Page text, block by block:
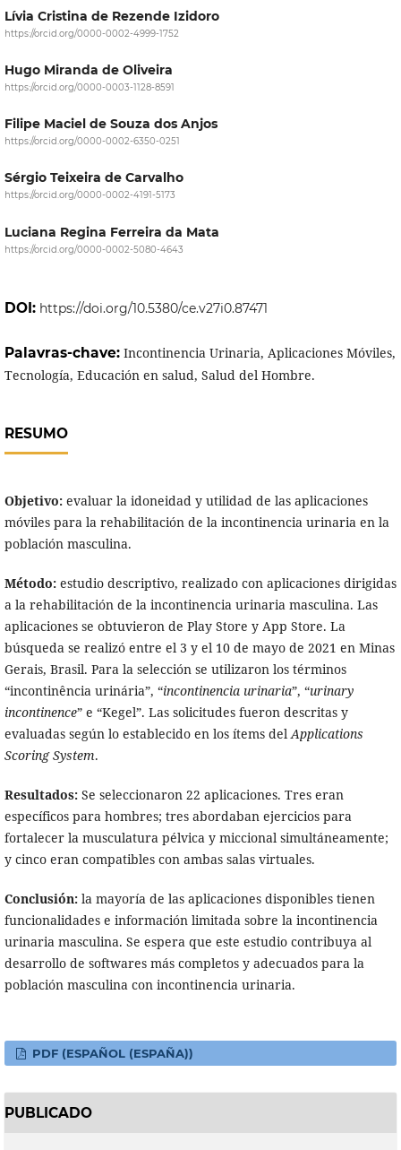
Lívia Cristina de Rezende Izidoro
https://orcid.org/0000-0002-4999-1752
Hugo Miranda de Oliveira
https://orcid.org/0000-0003-1128-8591
Filipe Maciel de Souza dos Anjos
https://orcid.org/0000-0002-6350-0251
Sérgio Teixeira de Carvalho
https://orcid.org/0000-0002-4191-5173
Luciana Regina Ferreira da Mata
https://orcid.org/0000-0002-5080-4643
DOI: https://doi.org/10.5380/ce.v27i0.87471
Palavras-chave: Incontinencia Urinaria, Aplicaciones Móviles,
Tecnología, Educación en salud, Salud del Hombre.
RESUMO
Objetivo: evaluar la idoneidad y utilidad de las aplicaciones
móviles para la rehabilitación de la incontinencia urinaria en la
población masculina.
Método: estudio descriptivo, realizado con aplicaciones dirigidas
a la rehabilitación de la incontinencia urinaria masculina. Las
aplicaciones se obtuvieron de Play Store y App Store. La
búsqueda se realizó entre el 3 y el 10 de mayo de 2021 en Minas
Gerais, Brasil. Para la selección se utilizaron los términos
“incontinência urinária”, “incontinencia urinaria”, “urinary
incontinence” e “Kegel”. Las solicitudes fueron descritas y
evaluadas según lo establecido en los ítems delApplications
Scoring System.
Resultados: Se seleccionaron 22 aplicaciones. Tres eran
específicos para hombres; tres abordaban ejercicios para
fortalecer la musculatura pélvica y miccional simultáneamente;
y cinco eran compatibles con ambas salas virtuales.
Conclusión:la mayoría de las aplicaciones disponibles tienen
funcionalidades e información limitada sobre la incontinencia
urinaria masculina. Se espera que este estudio contribuya al
desarrollo de softwares más completos y adecuados para la
población masculina con incontinencia urinaria.
PDF (ESPAÑOL (ESPAÑA))
PUBLICADO